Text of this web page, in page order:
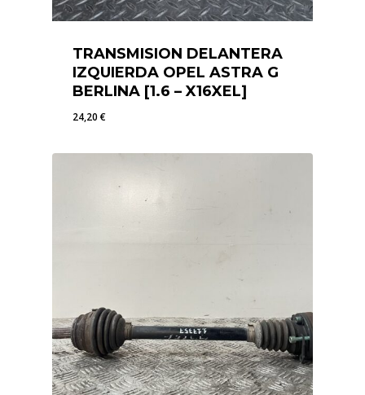
TRANSMISION DELANTERA
IZQUIERDA OPEL ASTRA G
BERLINA [1.6 – X16XEL]
24,20€